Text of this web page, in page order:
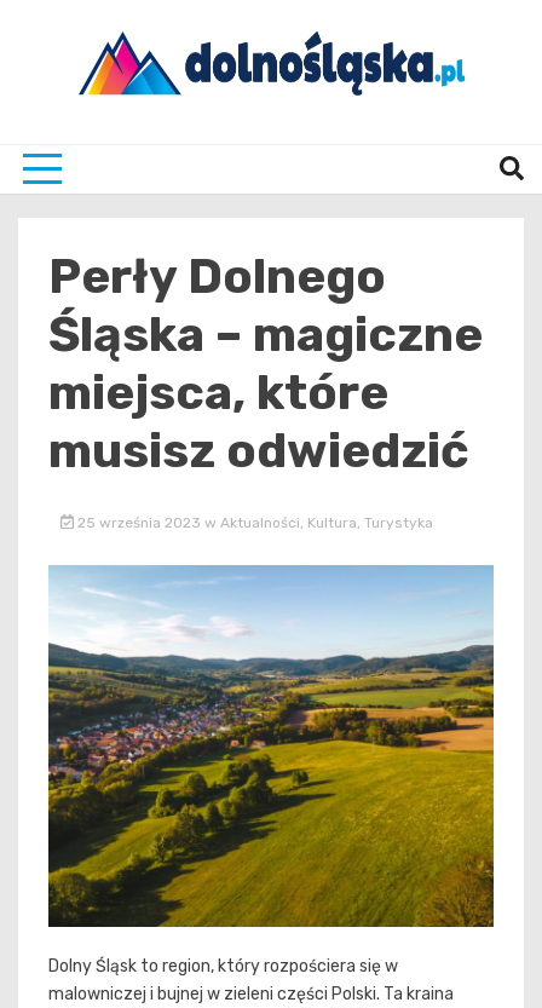
Perły Dolnego
Śląska – magiczne
miejsca, które
musisz odwiedzić
25 września 2023 w Aktualności Kultura Turystyka
Dolny Śląsk to region, który rozpościera się w
malowniczej i bujnej w zieleni części Polski. Ta kraina